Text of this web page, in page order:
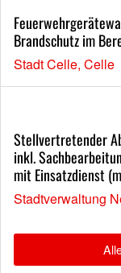
Brandschutz im
Stadt Celle, Celle
Stellvertretender
inkl.
mit Einsatzdienst
Stadtverwaltung